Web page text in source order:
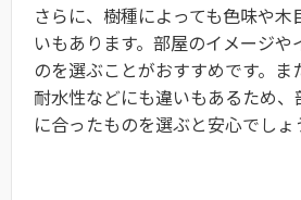
さらに、樹種によっても色味や
いもあります。部屋のイメージや
のを選ぶことがおすすめです。ま
耐水性などにも違いもあるため、
に合ったものを選ぶと安心でしょ